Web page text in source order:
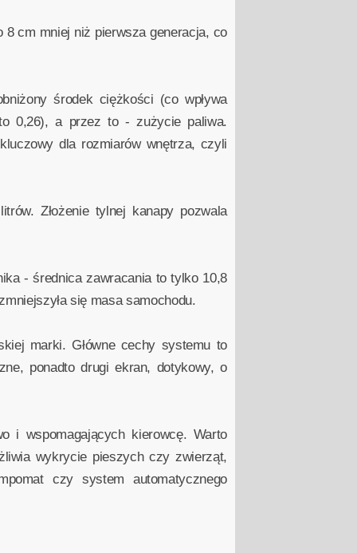
8 cm mniej niż pierwsza generacja, co
środek ciężkości (co wpływa
to 0,26), a przez to - zużycie paliwa.
dla rozmiarów wnętrza, czyli
Złożenie tylnej kanapy pozwala
- średnica zawracania to tylko 10,8
się masa samochodu.
marki. Główne cechy systemu to
ponadto drugi ekran, dotykowy, o
i wspomagających kierowcę. Warto
wykrycie pieszych czy zwierząt,
czy system automatycznego